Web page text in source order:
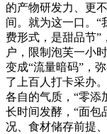
的产物研发力、更
间。就为这一口。
费形式，是甜品节
户，限制泡芙一小
变成“流量暗码”，
了上百人打卡采办
各自的气质，“零添
长时间发酵，“面包
况、食材储存前提